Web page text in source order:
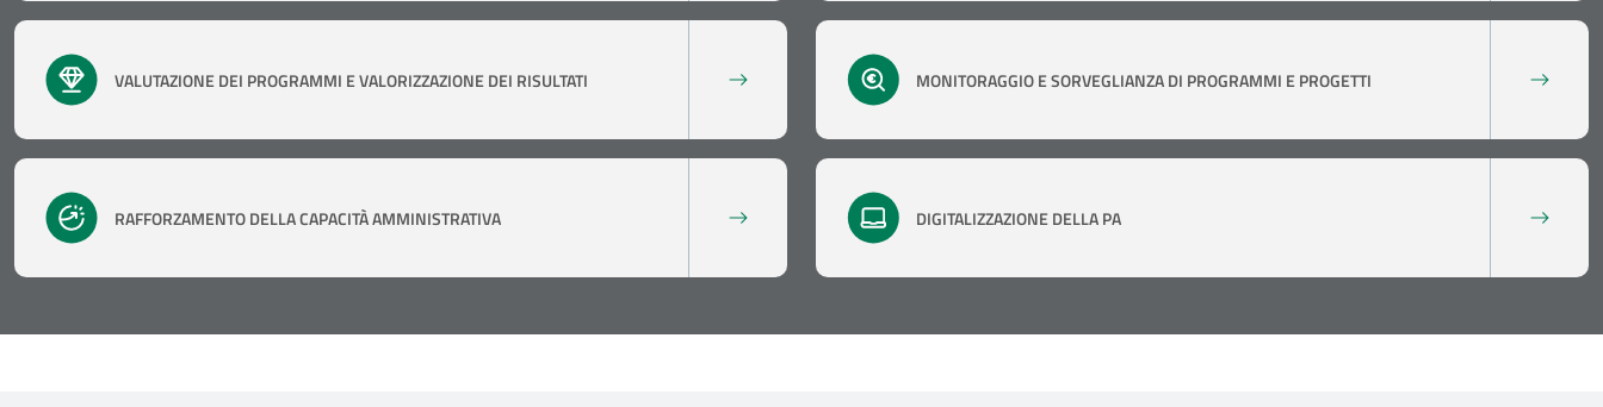
VALUTAZIONE DEI PROGRAMMI E VALORIZZAZIONE DEI RISULTATI MONITORAGGIO E SORVEGLIANZA DI PROGRAMMI E PROGETTI
RAFFORZAMENTO DELLA CAPACITÀ AMMINISTRATIVA DIGITALIZZAZIONE DELLA PA